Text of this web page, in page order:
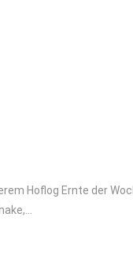
Hoflog Ernte der